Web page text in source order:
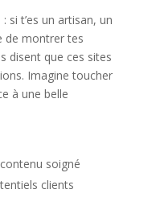
si t’es un artisan, un
de montrer tes
disent que ces sites
Imagine toucher
à une belle
soigné
clients